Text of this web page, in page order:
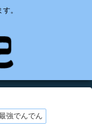
。
強でんでん